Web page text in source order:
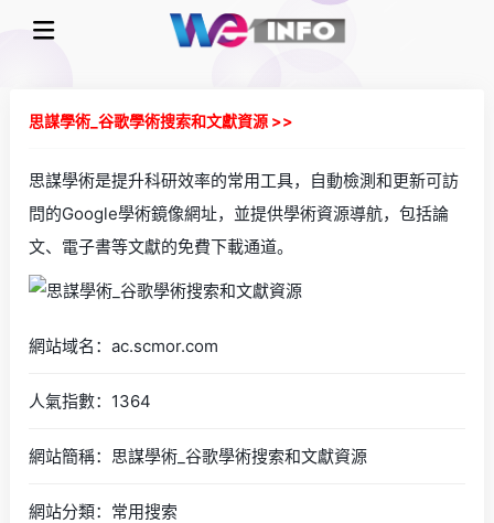
思謀學術_谷歌學術搜索和文獻資源 >>
思謀學術是提升科研效率的常用工具，自動檢測和更新可訪
問的Google學術鏡像網址，並提供學術資源導航，包括論
文、電子書等文獻的免費下載通道。
網站域名：ac.scmor.com
人氣指數：1364
網站簡稱：思謀學術_谷歌學術搜索和文獻資源
網站分類：常用搜索